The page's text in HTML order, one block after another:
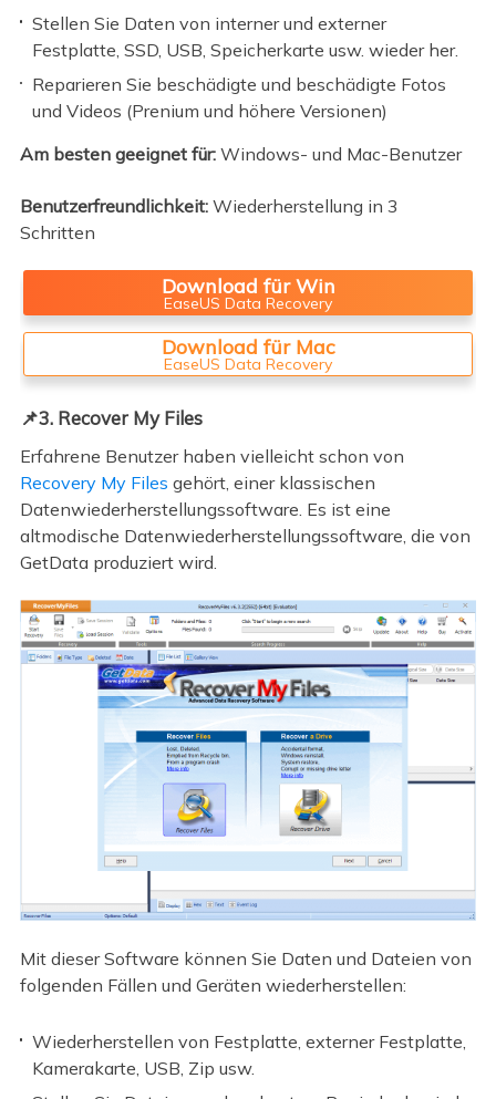
Stellen Sie Daten von interner und externer
Festplatte, SSD, USB, Speicherkarte usw. wieder her.
Reparieren Sie beschädigte und beschädigte Fotos
und Videos (Prenium und höhere Versionen)
Am besten geeignet für:Windows- und Mac-Benutzer
Benutzerfreundlichkeit:Wiederherstellung in 3
Schritten
Download für Win
EaseUS Data Recovery
Download für Mac
EaseUS Data Recovery
📌3. Recover My Files
Erfahrene Benutzer haben vielleicht schon von
Recovery My Files gehört, einer klassischen
Datenwiederherstellungssoftware. Es ist eine
altmodische Datenwiederherstellungssoftware, die von
GetData produziert wird.
Mit dieser Software können Sie Daten und Dateien von
folgenden Fällen und Geräten wiederherstellen:
Wiederherstellen von Festplatte, externer Festplatte,
Kamerakarte, USB, Zip usw.